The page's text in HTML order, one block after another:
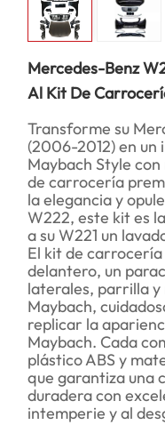
Mercedes-Benz
Al Kit De
Transforme su
(2006-2012) en un
Maybach Style
de carrocería
la elegancia y
W222, este kit es
a su W221 un
El kit de
delantero, un
laterales, parrilla y
Maybach,
replicar la
Maybach. Cada
plástico ABS y
que garantiza una
duradera con
intemperie y al